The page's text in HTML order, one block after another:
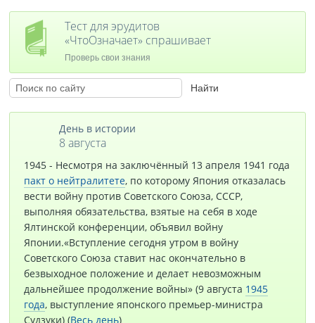
Тест для эрудитов
«ЧтоОзначает» спрашивает
Проверь свои знания
День в истории
8 августа
1945 - Несмотря на заключённый 13 апреля 1941 года
пакт о нейтралитете, по которому Япония отказалась
вести войну против Советского Союза, СССР,
выполняя обязательства, взятые на себя в ходе
Ялтинской конференции, объявил войну
Японии.«Вступление сегодня утром в войну
Советского Союза ставит нас окончательно в
безвыходное положение и делает невозможным
дальнейшее продолжение войны» (9 августа 1945
года, выступление японского премьер-министра
Судзуки) (Весь день)